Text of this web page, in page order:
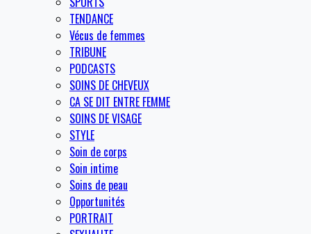
TENDANCE
Vécus de femmes
TRIBUNE
PODCASTS
SOINS DE CHEVEUX
CA SE DIT ENTRE FEMME
SOINS DE VISAGE
STYLE
Soin de corps
Soin intime
Soins de peau
Opportunités
PORTRAIT